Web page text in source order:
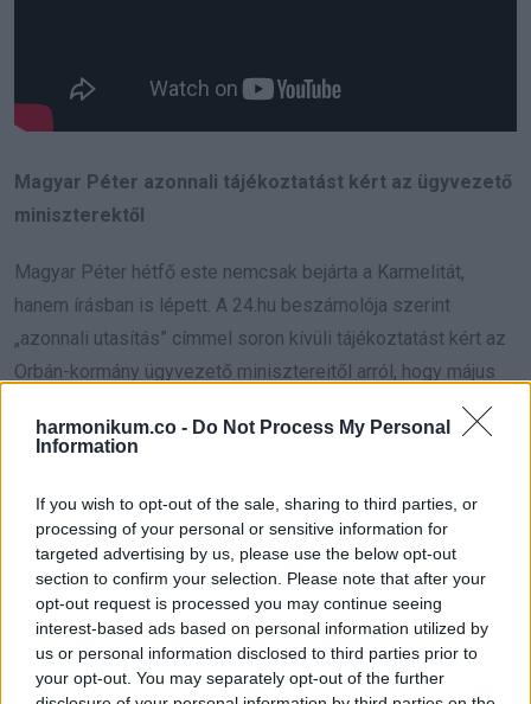
harmonikum.co - Do Not Process My Personal
Information
If you wish to opt-out of the sale, sharing to third parties, or
processing of your personal or sensitive information for
targeted advertising by us, please use the below opt-out
section to confirm your selection. Please note that after your
opt-out request is processed you may continue seeing
interest-based ads based on personal information utilized by
us or personal information disclosed to third parties prior to
your opt-out. You may separately opt-out of the further
Magyar Péter azonnali tájékoztatást kért az ügyvezető
miniszterektől
Magyar Péter hétfő este nemcsak bejárta a Karmelitát,
hanem írásban is lépett. A 24.hu beszámolója szerint
„azonnali utasítás” címmel soron kívüli tájékoztatást kért az
Orbán-kormány ügyvezető minisztereitől arról, hogy május
9-én 16 óra után milyen állami vezetői döntéseket hoztak,
és milyen pénzügyi kötelezettségeket vállaltak.
A kormányfő azt is kérte, hogy jelöljék meg ezek jogcímét,
indokát, valamint küldjék meg a kapcsolódó iratokat. Ez azt
mutatja, hogy Magyar Péter az elszámoltatást nemcsak
politikai üzenetként kezeli, hanem már az első napokban
adminisztratív és jogi nyomást helyez az ügyvezető
miniszterekre. Az Index emlékeztetett: ilyen helyzetben az
ügyvezető miniszterek rendeletet csak halaszthatatlan